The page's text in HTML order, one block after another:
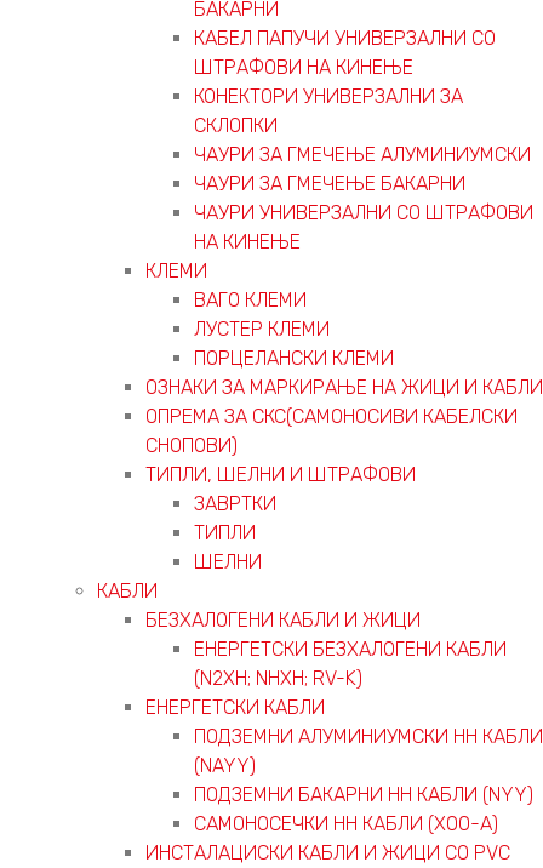
БАКАРНИ
КАБЕЛ ПАПУЧИ УНИВЕРЗАЛНИ СО
ШТРАФОВИ НА КИНЕЊЕ
КОНЕКТОРИ УНИВЕРЗАЛНИ ЗА
СКЛОПКИ
ЧАУРИ ЗА ГМЕЧЕЊЕ АЛУМИНИУМСКИ
ЧАУРИ ЗА ГМЕЧЕЊЕ БАКАРНИ
ЧАУРИ УНИВЕРЗАЛНИ СО ШТРАФОВИ
НА КИНЕЊЕ
КЛЕМИ
ВАГО КЛЕМИ
ЛУСТЕР КЛЕМИ
ПОРЦЕЛАНСКИ КЛЕМИ
ОЗНАКИ ЗА МАРКИРАЊЕ НА ЖИЦИ И КАБЛИ
ОПРЕМА ЗА СКС(САМОНОСИВИ КАБЕЛСКИ
СНОПОВИ)
ТИПЛИ, ШЕЛНИ И ШТРАФОВИ
ЗАВРТКИ
ТИПЛИ
ШЕЛНИ
КАБЛИ
БЕЗХАЛОГЕНИ КАБЛИ И ЖИЦИ
ЕНЕРГЕТСКИ БЕЗХАЛОГЕНИ КАБЛИ
(N2XH; NHXH; RV-K)
ЕНЕРГЕТСКИ КАБЛИ
ПОДЗЕМНИ АЛУМИНИУМСКИ НН КАБЛИ
(NAYY)
ПОДЗЕМНИ БАКАРНИ НН КАБЛИ (NYY)
САМОНОСЕЧКИ НН КАБЛИ (X00-A)
ИНСТАЛАЦИСКИ КАБЛИ И ЖИЦИ СО PVC